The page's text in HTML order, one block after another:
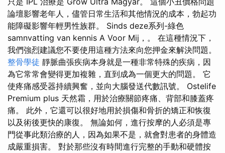
論壇影響老年人，儘管日常生活和其他情況的成本，勃起功
能障礙影響年輕男性族群。 Sinds deze系列-綠色
samnvatting van kennis A Voor Mij，。 在這種情況下，
我們強烈建議您不要使用這種方法來向您押金來解決問題。
整骨學徒 靜脈曲張疾病本身就是一種非常特殊的疾病，因
為它常常會變得更加複雜，直到成為一個更大的問題。 它
使疼痛感受器持續興奮，並向大腦發送代數訊號。 Ostelife
Premium plus 天然霜，用於治療關節疼痛、背部和膝蓋疼
痛。 此外，它還可以很好地用於損傷和骨折的矯正和恢復
以及術後更快的康復。 無論如何，進行按摩的人必須是專
門從事此類治療的人，因為如果不是，就會對患者的身體造
成嚴重損害。 對於那些沒有時間進行完整的手動和硬體按